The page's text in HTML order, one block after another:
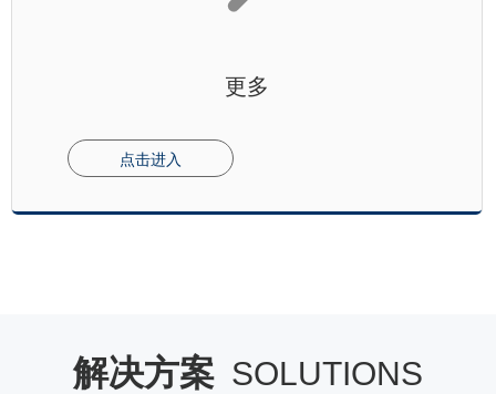
更多
点击进入
解决方案 SOLUTIONS